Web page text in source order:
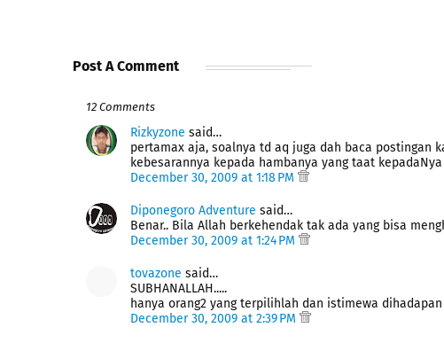
Post A Comment
12 Comments
Rizkyzone said…
pertamax aja, soalnya td aq juga dah baca postingan
kebesarannya kepada hambanya yang taat kepadaNya
December 30, 2009 at 1:18 PM
Diponegoro Adventure said…
Benar.. Bila Allah berkehendak tak ada yang bisa
December 30, 2009 at 1:24 PM
tovazone said…
SUBHANALLAH.....
hanya orang2 yang terpilihlah dan istimewa
December 30, 2009 at 2:39 PM